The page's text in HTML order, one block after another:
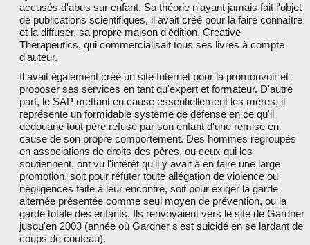
accusés d'abus sur enfant. Sa théorie n'ayant jamais fait l'objet
de publications scientifiques, il avait créé pour la faire connaître
et la diffuser, sa propre maison d'édition, Creative
Therapeutics, qui commercialisait tous ses livres à compte
d'auteur.
Il avait également créé un site Internet pour la promouvoir et
proposer ses services en tant qu'expert et formateur. D'autre
part, le SAP mettant en cause essentiellement les mères, il
représente un formidable système de défense en ce qu'il
dédouane tout père refusé par son enfant d'une remise en
cause de son propre comportement. Des hommes regroupés
en associations de droits des pères, ou ceux qui les
soutiennent, ont vu l'intérêt qu'il y avait à en faire une large
promotion, soit pour réfuter toute allégation de violence ou
négligences faite à leur encontre, soit pour exiger la garde
alternée présentée comme seul moyen de prévention, ou la
garde totale des enfants. Ils renvoyaient vers le site de Gardner
jusqu'en 2003 (année où Gardner s'est suicidé en se lardant de
coups de couteau).